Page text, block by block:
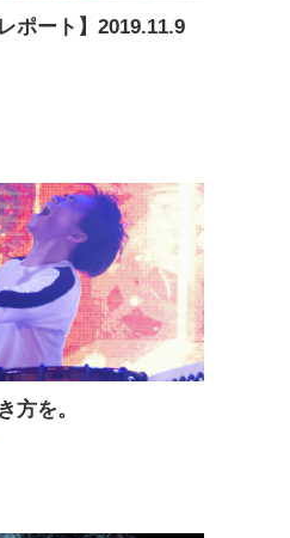
ポート】2019.11.9
方を。